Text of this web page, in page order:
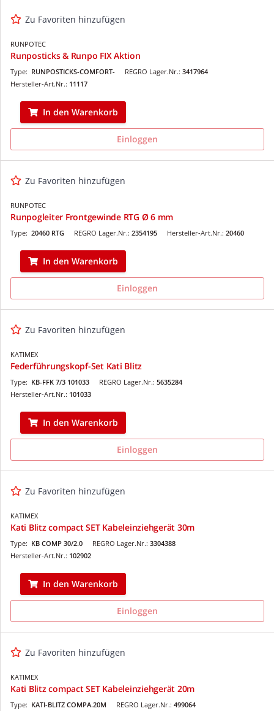
Zu Favoriten hinzufügen
RUNPOTEC
Runposticks & Runpo FIX Aktion
REGRO Lager.Nr.: 3417964
Type: RUNPOSTICKS-COMFORT-
Hersteller-Art.Nr.: 11117
In den Warenkorb
Einloggen
Zu Favoriten hinzufügen
RUNPOTEC
Runpogleiter Frontgewinde RTG Ø 6 mm
REGRO Lager.Nr.: 2354195
Type: 20460 RTG Hersteller-Art.Nr.: 20460
In den Warenkorb
Einloggen
Zu Favoriten hinzufügen
KATIMEX
Federführungskopf-Set Kati Blitz
REGRO Lager.Nr.: 5635284
Type: KB-FFK 7/3 101033
Hersteller-Art.Nr.: 101033
In den Warenkorb
Einloggen
Zu Favoriten hinzufügen
KATIMEX
Kati Blitz compact SET Kabeleinziehgerät 30m
REGRO Lager.Nr.: 3304388
Type: KB COMP 30/2.0
Hersteller-Art.Nr.: 102902
In den Warenkorb
Einloggen
Zu Favoriten hinzufügen
KATIMEX
Kati Blitz compact SET Kabeleinziehgerät 20m
REGRO Lager.Nr.: 499064
Type: KATI-BLITZ COMPA.20M